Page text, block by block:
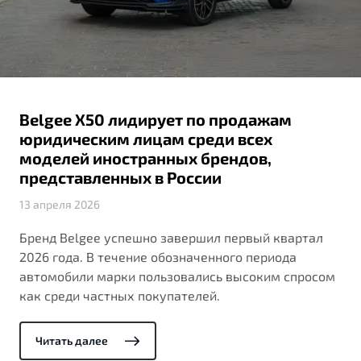
Яркий кроссовер
Обзор В наличии
S50
Элегантный и практичный седан
Автокредит
Страхование
Узнайте о специальных выгодах при покупке
ПОДДЕРЖКА
Belgee Линк
Belgee Плюс
Реферальная программа
Клиентская поддержка
О дилерском центре
Правовая информация
Belgee X50 лидирует по продажам
юридическим лицам среди всех
моделей иностранных брендов,
представленных в России
13 апреля 2026
Бренд Belgee успешно завершил первый квартал
2026 года. В течение обозначенного периода
автомобили марки пользовались высоким спросом
как среди частных покупателей.
Читать далее